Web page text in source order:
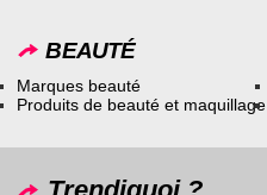
BEAUTÉ
Marques beauté
Produits de beauté et maquillage